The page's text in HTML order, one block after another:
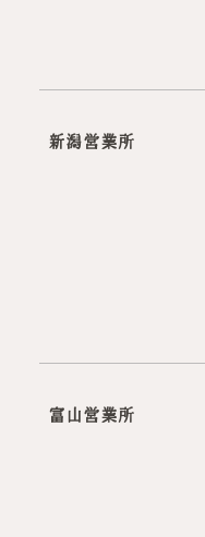
新潟営業所
富山営業所